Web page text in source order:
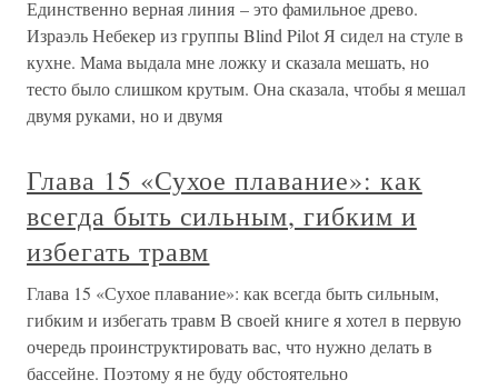
Единственно верная линия – это фамильное древо.
Израэль Небекер из группы Blind Pilot Я сидел на стуле в
кухне. Мама выдала мне ложку и сказала мешать, но
тесто было слишком крутым. Она сказала, чтобы я мешал
двумя руками, но и двумя
Глава 15 «Сухое плавание»: как
всегда быть сильным, гибким и
избегать травм
Глава 15 «Сухое плавание»: как всегда быть сильным,
гибким и избегать травм В своей книге я хотел в первую
очередь проинструктировать вас, что нужно делать в
бассейне. Поэтому я не буду обстоятельно